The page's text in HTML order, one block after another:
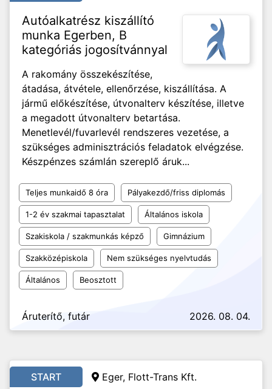
Autóalkatrész kiszállító
munka Egerben, B
kategóriás jogosítvánnyal
A rakomány összekészítése,
átadása, átvétele, ellenőrzése, kiszállítása. A
jármű előkészítése, útvonalterv készítése, illetve
a megadott útvonalterv betartása.
Menetlevél/fuvarlevél rendszeres vezetése, a
szükséges adminisztrációs feladatok elvégzése.
Készpénzes számlán szereplő áruk...
Teljes munkaidő 8 óra Pályakezdő/friss diplomás
1-2 év szakmai tapasztalat Általános iskola
Szakiskola / szakmunkás képző Gimnázium
Szakközépiskola Nem szükséges nyelvtudás
Általános Beosztott
Áruterítő, futár 2026. 08. 04.
START Eger, Flott-Trans Kft.